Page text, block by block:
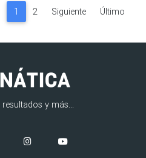
1 2 Siguiente Último
resultados y más...